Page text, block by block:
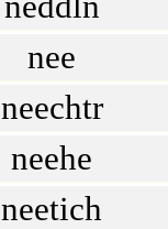
nee
neechtr
neehe
neetich